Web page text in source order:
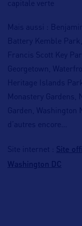
capitale verte
Mais aussi :
Battery Kemble
Francis Scott Key
Georgetown,
Heritage Islands
Monastery Gardens,
Garden,
d’autres encore…
Site internet : Site
Washington DC